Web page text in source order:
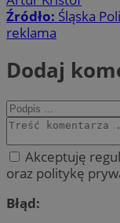
Źródło: Śląska
reklama
Dodaj
Akceptuję
oraz politykę
Błąd: